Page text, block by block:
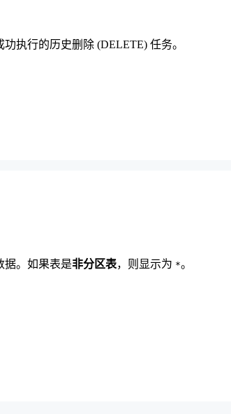
执行的历史删除 (DELETE) 任务。
据。如果表是非分区表，则显示为 *。